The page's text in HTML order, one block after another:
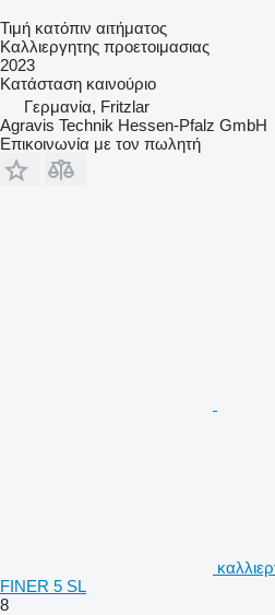
Τιμή κατόπιν αιτήματος
Καλλιεργητης προετοιμασιας
2023
Κατάσταση καινούριο
Γερμανία, Fritzlar
Agravis Technik Hessen-Pfalz GmbH
Επικοινωνία με τον πωλητή
FINER 5 SL
8